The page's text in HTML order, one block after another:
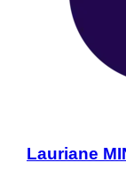
Lauriane